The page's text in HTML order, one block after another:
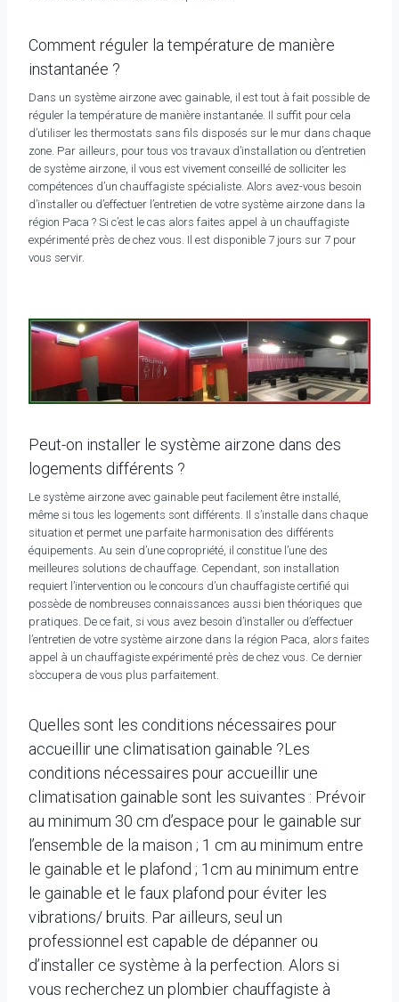
Comment réguler la température de manière
instantanée ?
Dans un système airzone avec gainable, il est tout à fait possible de
réguler la température de manière instantanée. Il suffit pour cela
d’utiliser les thermostats sans fils disposés sur le mur dans chaque
zone. Par ailleurs, pour tous vos travaux d’installation ou d’entretien
de système airzone, il vous est vivement conseillé de solliciter les
compétences d’un chauffagiste spécialiste. Alors avez-vous besoin
d’installer ou d’effectuer l’entretien de votre système airzone dans la
région Paca ? Si c’est le cas alors faites appel à un chauffagiste
expérimenté près de chez vous. Il est disponible 7 jours sur 7 pour
vous servir.
Peut-on installer le système airzone dans des
logements différents ?
Le système airzone avec gainable peut facilement être installé,
même si tous les logements sont différents. Il s’installe dans chaque
situation et permet une parfaite harmonisation des différents
équipements. Au sein d’une copropriété, il constitue l’une des
meilleures solutions de chauffage. Cependant, son installation
requiert l’intervention ou le concours d’un chauffagiste certifié qui
possède de nombreuses connaissances aussi bien théoriques que
pratiques. De ce fait, si vous avez besoin d’installer ou d’effectuer
l’entretien de votre système airzone dans la région Paca, alors faites
appel à un chauffagiste expérimenté près de chez vous. Ce dernier
s’occupera de vous plus parfaitement.
Quelles sont les conditions nécessaires pour
accueillir une climatisation gainable ?Les
conditions nécessaires pour accueillir une
climatisation gainable sont les suivantes : Prévoir
au minimum 30 cm d’espace pour le gainable sur
l’ensemble de la maison ; 1 cm au minimum entre
le gainable et le plafond ; 1cm au minimum entre
le gainable et le faux plafond pour éviter les
vibrations/ bruits. Par ailleurs, seul un
professionnel est capable de dépanner ou
d’installer ce système à la perfection. Alors si
vous recherchez un plombier chauffagiste à